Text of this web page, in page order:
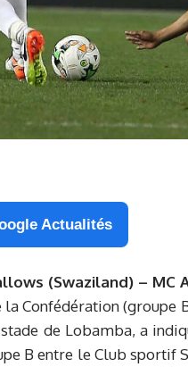
Actualités
(Swaziland) – MC
la Confédération (groupe
de Lobamba, a
B entre le Club sportif